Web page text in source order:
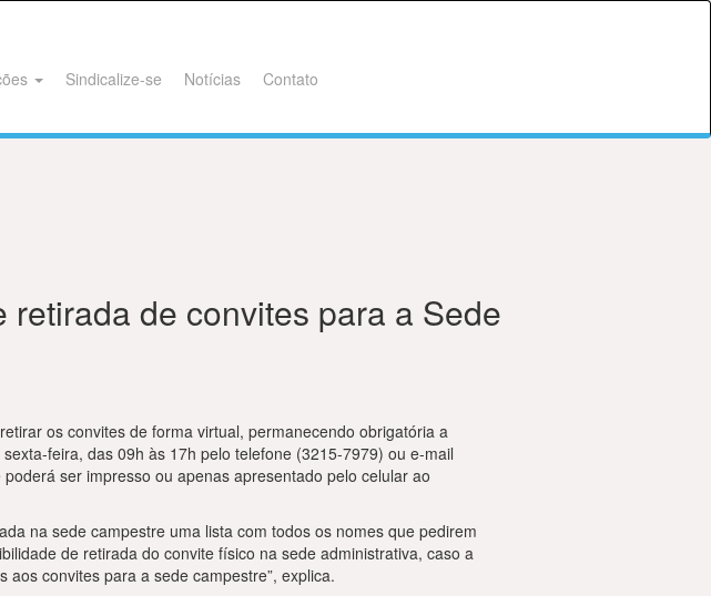
Sindicalize-se Notícias Contato
de convites para a Sede
os convites de forma virtual, permanecendo obrigatória a
feira, das 09h às 17h pelo telefone (3215-7979) ou e-mail
ser impresso ou apenas apresentado pelo celular ao
na sede campestre uma lista com todos os nomes que pedirem
de retirada do convite físico na sede administrativa, caso a
convites para a sede campestre”, explica.